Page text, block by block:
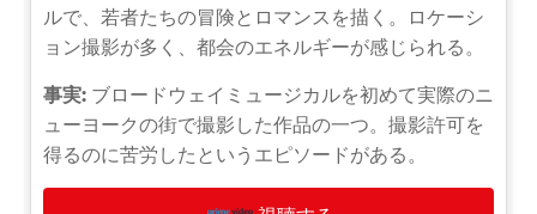
ルで、若者たちの冒険とロマンスを描く。ロケーシ
ョン撮影が多く、都会のエネルギーが感じられる。
事実: ブロードウェイミュージカルを初めて実際のニ
ューヨークの街で撮影した作品の一つ。撮影許可を
得るのに苦労したというエピソードがある。